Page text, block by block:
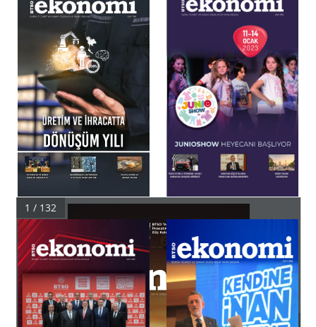
1 / 132